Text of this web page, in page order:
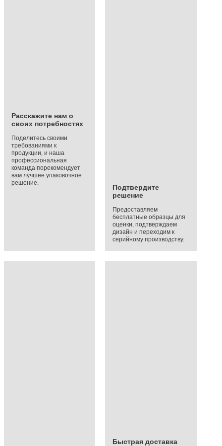
Расскажите нам о
своих потребностях
Поделитесь своими
требованиями к
продукции, и наша
профессиональная
команда порекомендует
вам лучшее упаковочное
решение.
Подтвердите
решение
Предоставляем
бесплатные образцы для
оценки, подтверждаем
дизайн и переходим к
серийному производству.
Быстрая доставка